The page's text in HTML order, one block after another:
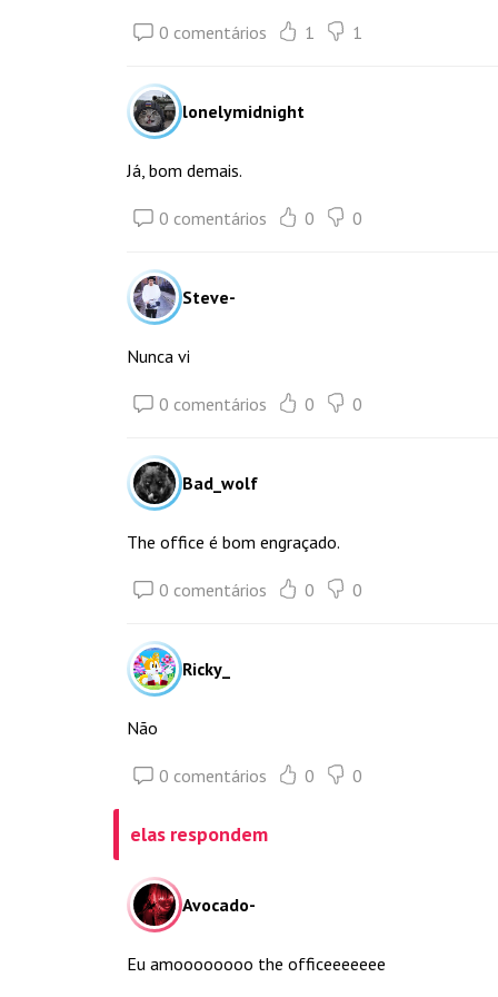
0 comentários 1 1
lonelymidnight
Já, bom demais.
0 comentários 0 0
Steve-
Nunca vi
0 comentários 0 0
Bad_wolf
The office é bom engraçado.
0 comentários 0 0
Ricky_
Não
0 comentários 0 0
elas respondem
Avocado-
Eu amoooooooo the officeeeeeee